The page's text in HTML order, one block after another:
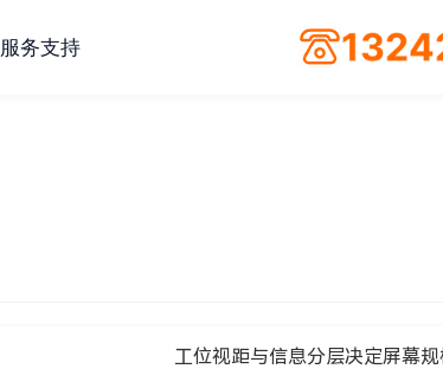
服务支持 1324
工位视距与信息分层决定屏幕